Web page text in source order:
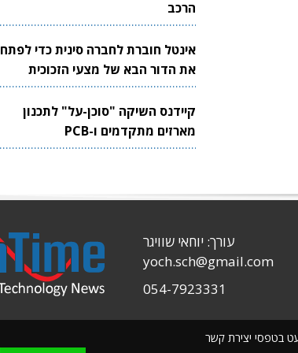
הרכב
אינטל חוברת לחברה סינית כדי לפתח
את הדור הבא של מצעי הזכוכית
לשבבים
קיידנס השיקה "סוכן-על" לתכנון
מארזים מתקדמים ו-PCB
בטפסי יצירת קשר
עורך: יוחאי שוויגר
yoch.sch@gmail.com
054-7923331